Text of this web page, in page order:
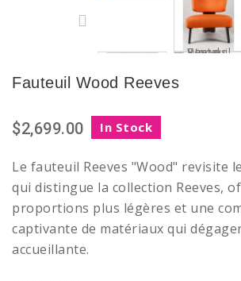
Fauteuil Wood Reeves
$2,699.00 In Stock
Le fauteuil Reeves "Wood" revisite
qui distingue la collection Reeves,
proportions plus légères et une
captivante de matériaux qui
accueillante.